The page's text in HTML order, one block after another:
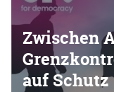
Zwischen
auf Schutz